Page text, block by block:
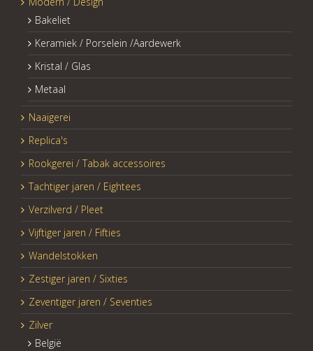
Bakeliet
Keramiek / Porselein /Aardewerk
Kristal / Glas
Metaal
Naaigerei
Replica's
Rookgerei / Tabak accessoires
Tachtiger jaren / Eightees
Verzilverd / Pleet
Vijftiger jaren / Fifties
Wandelstokken
Zestiger jaren / Sixties
Zeventiger jaren / Seventies
Zilver
België